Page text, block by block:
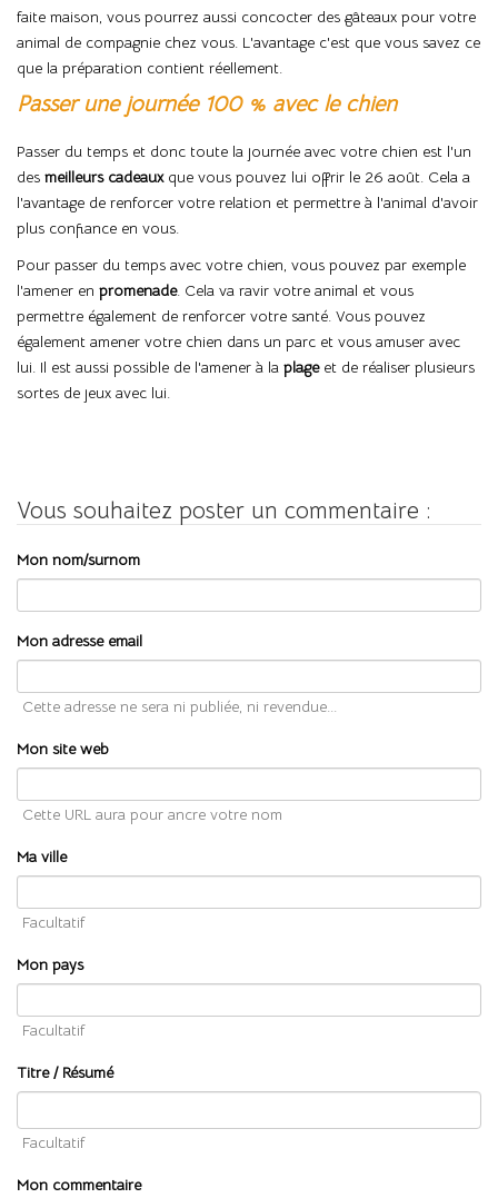
faite maison, vous pourrez aussi concocter des gâteaux pour votre
animal de compagnie chez vous. L'avantage c'est que vous savez ce
que la préparation contient réellement.
Passer une journée 100 % avec le chien
Passer du temps et donc toute la journée avec votre chien est l'un
des meilleurs cadeauxque vous pouvez lui offrir le 26 août. Cela a
l'avantage de renforcer votre relation et permettre à l'animal d'avoir
plus confiance en vous.
Pour passer du temps avec votre chien, vous pouvez par exemple
l'amener en promenade. Cela va ravir votre animal et vous
permettre également de renforcer votre santé. Vous pouvez
également amener votre chien dans un parc et vous amuser avec
lui. Il est aussi possible de l'amener à la plage et de réaliser plusieurs
sortes de jeux avec lui.
Vous souhaitez poster un commentaire :
Mon nom/surnom
Mon adresse email
Cette adresse ne sera ni publiée, ni revendue...
Mon site web
Cette URL aura pour ancre votre nom
Ma ville
Facultatif
Mon pays
Facultatif
Titre / Résumé
Facultatif
Mon commentaire